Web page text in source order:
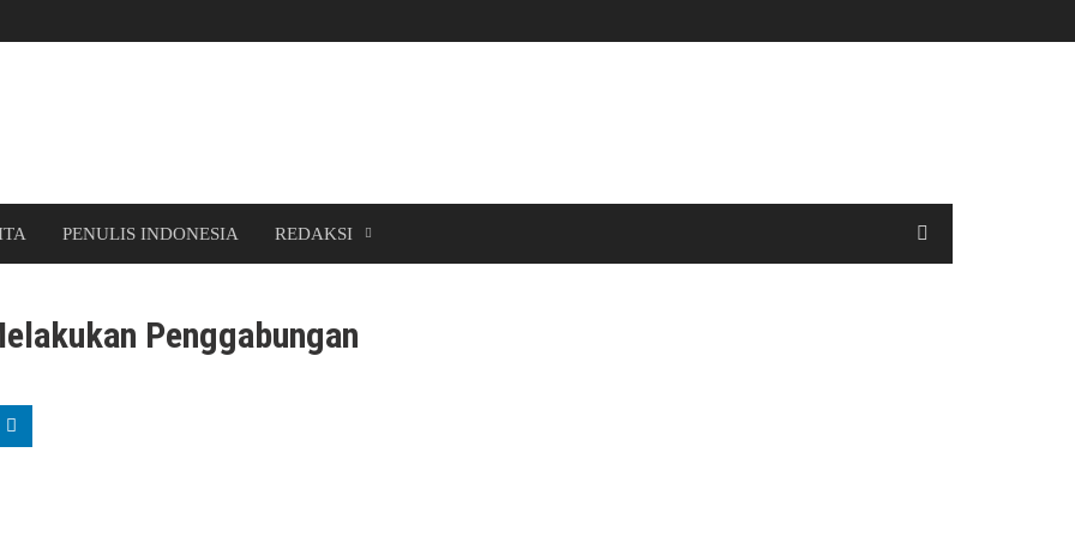
PENULIS INDONESIA REDAKSI
Penggabungan